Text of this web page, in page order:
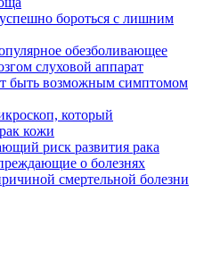
бороться с лишним
обезболивающее
слуховой аппарат
быть возможным симптомом
который
кожи
риск развития рака
о болезнях
смертельной болезни